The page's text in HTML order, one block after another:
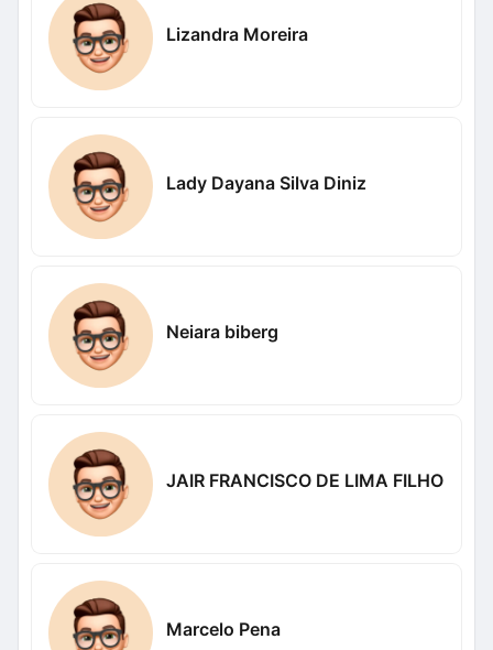
Lizandra Moreira
Lady Dayana Silva Diniz
Neiara biberg
JAIR FRANCISCO DE LIMA FILHO
Marcelo Pena